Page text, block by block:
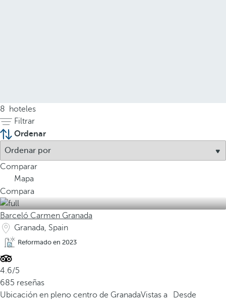
8
hoteles
Filtrar
Ordenar
Comparar
Mapa
Compara
Barceló Carmen Granada
Granada, Spain
Reformado en 2023
4.6/5
685 reseñas
Ubicación en pleno centro de GranadaVistas a
Desde